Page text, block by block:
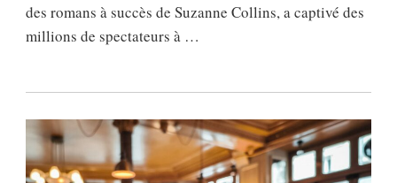
des romans à succès de Suzanne Collins, a captivé des
millions de spectateurs à …